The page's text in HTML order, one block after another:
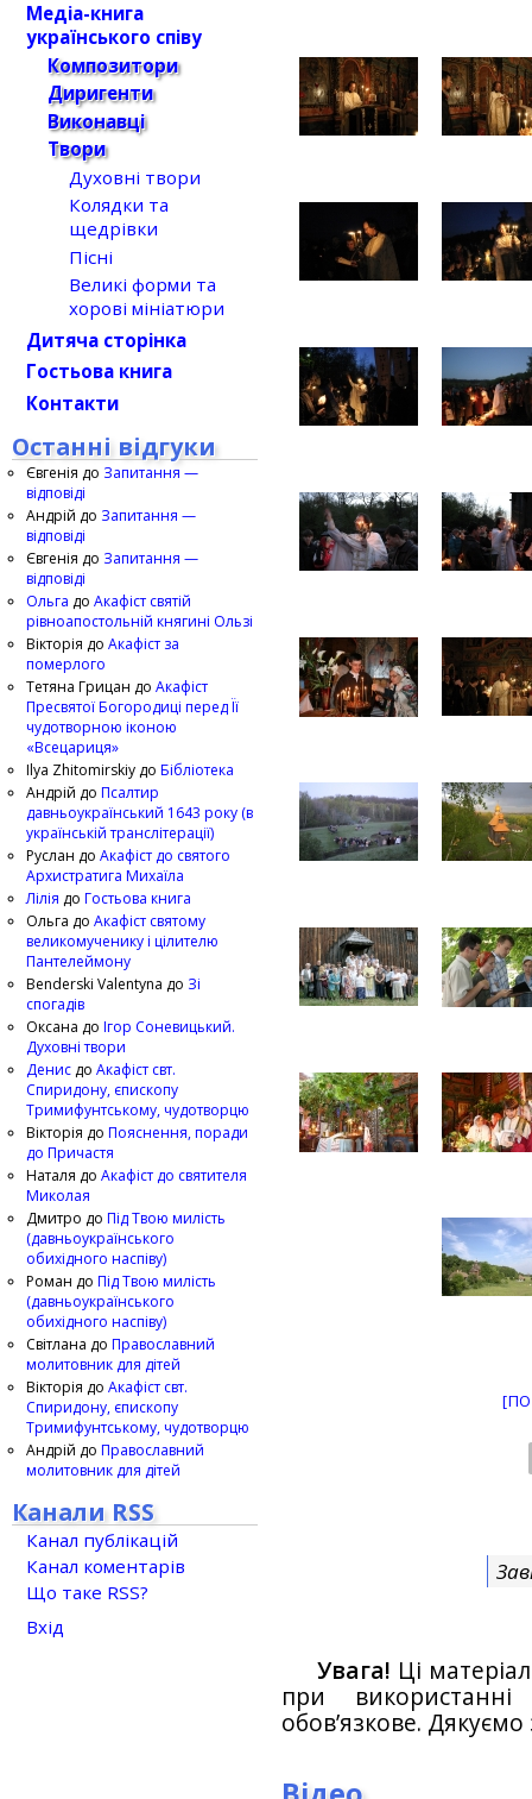
Увага! Ці
при
обов’язкове.
Медіа-книга
українського співу
Композитори
Диригенти
Виконавці
Твори
Духовні твори
Колядки та
щедрівки
Пісні
Великі форми та
хорові мініатюри
Дитяча сторінка
Гостьова книга
Контакти
Останні відгуки
Євгенія до Запитання —
відповіді
Андрій до Запитання —
відповіді
Євгенія до Запитання —
відповіді
Ольга до Акафіст святій
рівноапостольній княгині Ользі
Вікторія до Акафіст за
померлого
Тетяна Грицан до Акафіст
Пресвятої Богородиці перед Її
чудотворною іконою
«Всецариця»
Ilya Zhitomirskiy до Бібліотека
Андрій до Псалтир
давньоукраїнський 1643 року (в
українській транслітерації)
Руслан до Акафіст до святого
Архистратига Михаїла
Лілія до Гостьова книга
Ольга до Акафіст святому
великомученику і цілителю
Пантелеймону
Benderski Valentyna до Зі
спогадів
Оксана до Ігор Соневицький.
Духовні твори
Денис до Акафіст свт.
Спиридону, єпископу
Тримифунтському, чудотворцю
Вікторія до Пояснення, поради
до Причастя
Наталя до Акафіст до святителя
Миколая
Дмитро до Під Твою милість
(давньоукраїнського
обихідного наспіву)
Роман до Під Твою милість
(давньоукраїнського
обихідного наспіву)
Світлана до Православний
молитовник для дітей
Вікторія до Акафіст свт.
Спиридону, єпископу
Тримифунтському, чудотворцю
Андрій до Православний
молитовник для дітей
Канали RSS
Канал публікацій
Канал коментарів
Що таке RSS?
Вхід